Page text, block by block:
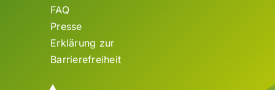
FAQ
Presse
Erklärung zur
Barrierefreiheit